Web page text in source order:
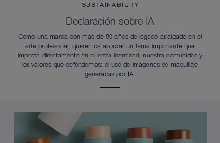
SUSTAINABILITY
Declaración sobre IA
Como una marca con más de 80 años de legado arraigado en el
arte profesional, queremos abordar un tema importante que
impacta directamente en nuestra identidad, nuestra comunidad y
los valores que defendemos: el uso de imágenes de maquillaje
generadas por IA.